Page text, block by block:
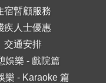
宿暫顧服務
疾人士優惠
交通安排
娛樂 - 戲院篇
樂 - Karaoke 篇